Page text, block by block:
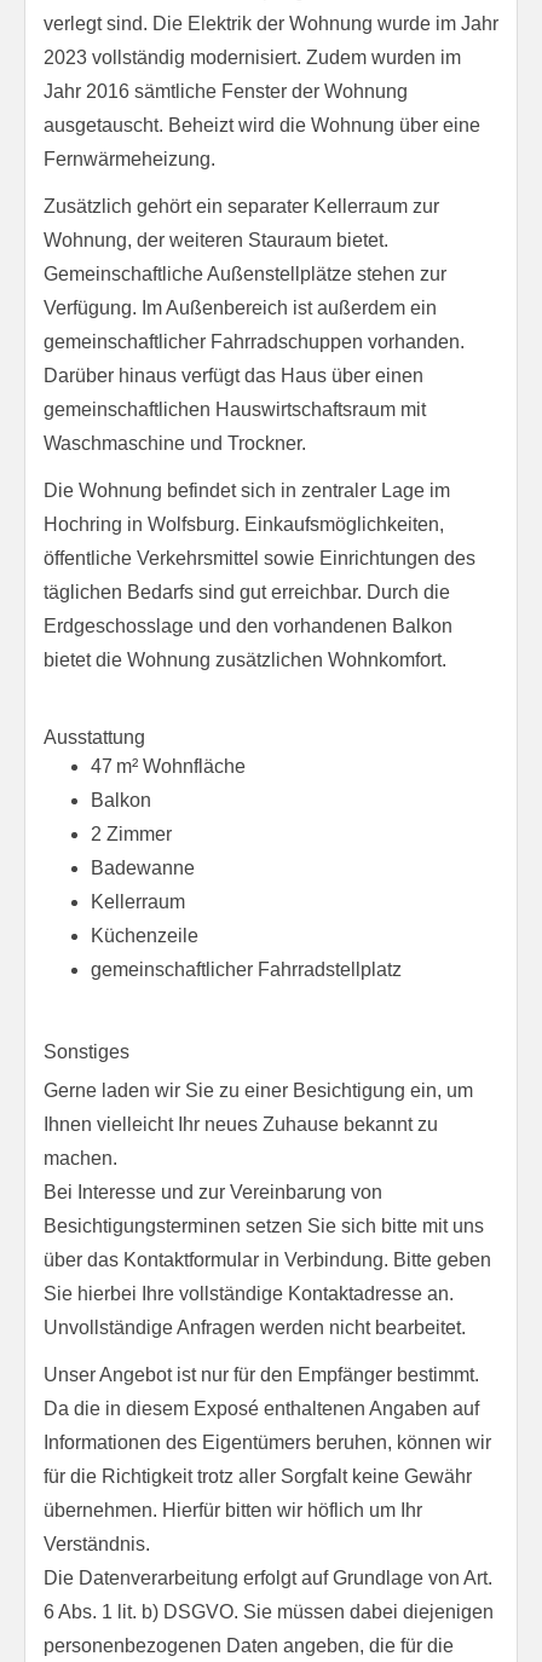
verlegt sind. Die Elektrik der Wohnung wurde im Jahr
2023 vollständig modernisiert. Zudem wurden im
Jahr 2016 sämtliche Fenster der Wohnung
ausgetauscht. Beheizt wird die Wohnung über eine
Fernwärmeheizung.
Zusätzlich gehört ein separater Kellerraum zur
Wohnung, der weiteren Stauraum bietet.
Gemeinschaftliche Außenstellplätze stehen zur
Verfügung. Im Außenbereich ist außerdem ein
gemeinschaftlicher Fahrradschuppen vorhanden.
Darüber hinaus verfügt das Haus über einen
gemeinschaftlichen Hauswirtschaftsraum mit
Waschmaschine und Trockner.
Die Wohnung befindet sich in zentraler Lage im
Hochring in Wolfsburg. Einkaufsmöglichkeiten,
öffentliche Verkehrsmittel sowie Einrichtungen des
täglichen Bedarfs sind gut erreichbar. Durch die
Erdgeschosslage und den vorhandenen Balkon
bietet die Wohnung zusätzlichen Wohnkomfort.
Ausstattung
47 m² Wohnfläche
Balkon
2 Zimmer
Badewanne
Kellerraum
Küchenzeile
gemeinschaftlicher Fahrradstellplatz
Sonstiges
Gerne laden wir Sie zu einer Besichtigung ein, um
Ihnen vielleicht Ihr neues Zuhause bekannt zu
machen.
Bei Interesse und zur Vereinbarung von
Besichtigungsterminen setzen Sie sich bitte mit uns
über das Kontaktformular in Verbindung. Bitte geben
Sie hierbei Ihre vollständige Kontaktadresse an.
Unvollständige Anfragen werden nicht bearbeitet.
Unser Angebot ist nur für den Empfänger bestimmt.
Da die in diesem Exposé enthaltenen Angaben auf
Informationen des Eigentümers beruhen, können wir
für die Richtigkeit trotz aller Sorgfalt keine Gewähr
übernehmen. Hierfür bitten wir höflich um Ihr
Verständnis.
Die Datenverarbeitung erfolgt auf Grundlage von Art.
6 Abs. 1 lit. b) DSGVO. Sie müssen dabei diejenigen
personenbezogenen Daten angeben, die für die